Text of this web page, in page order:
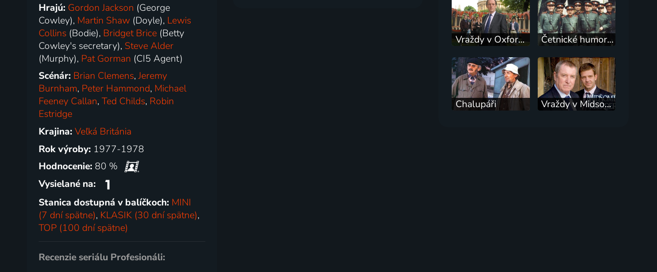
Hrajú: Gordon Jackson (George
Cowley), Martin Shaw (Doyle), Lewis
Collins (Bodie), Bridget Brice (Betty
Cowley's secretary), Steve Alder
(Murphy), Pat Gorman (CI5 Agent)
Scénár: Brian Clemens,Jeremy
Burnham, Peter Hammond, Michael
Feeney Callan,Ted Childs, Robin
Estridge
Krajina:Veľká Británia
Rok výroby: 1977-1978
Hodnocenie: 80 %
Vysielané na:
Stanica dostupná v balíčkoch: MINI
(7 dní spätne), KLASIK (30 dní spätne),
TOP (100 dní spätne)
Recenzie seriálu Profesionáli:
Vraždy v Oxfordu Četnické humoresky
Chalupáři Vraždy v Midsomeri